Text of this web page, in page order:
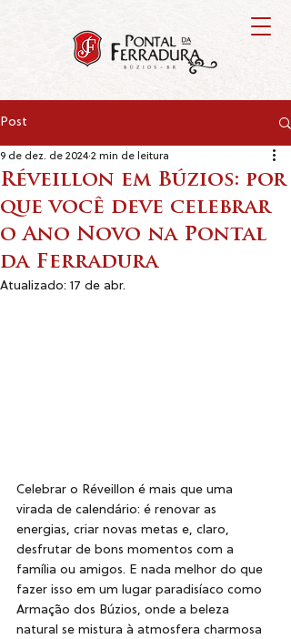
Post
Réveillon em Búzios: por
que você deve celebrar
o Ano Novo na Pontal
da Ferradura
9 de dez. de 2024 2 min de leitura
Atualizado: 17 de abr.
Celebrar o Réveillon é mais que uma
virada de calendário: é renovar as
energias, criar novas metas e, claro,
desfrutar de bons momentos com a
família ou amigos. E nada melhor do que
fazer isso em um lugar paradisíaco como
Armação dos Búzios, onde a beleza
natural se mistura à atmosfera charmosa